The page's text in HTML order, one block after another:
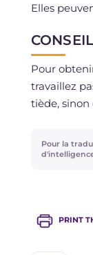
Elles
CONSEIL
Pour
travaillez
tiède, sinon
Pour la
PRINT